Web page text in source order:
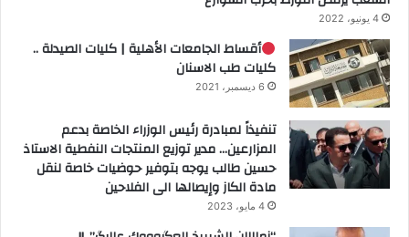
4 يونيو، 2022
أقساط الجامعات الأهلية | كليات الصيدلة ..
كليات طب الاسنان
6 ديسمبر، 2021
تنفيذاً لمبادرة رئيس الوزراء الخاصة بدعم
المزارعين… مدير توزيع المنتجات النفطية الاستاذ
حسين طالب يوجه بتوفير حوضيات خاصة لنقل
مادة الكاز وإيصالها الى الفلاحين
4 مايو، 2023